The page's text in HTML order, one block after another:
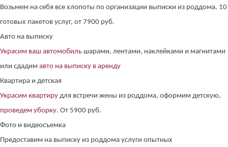
Возьмем на себя все хлопоты по организации выписки из роддома. 10
готовых пакетов услуг, от 7900 руб.
Авто на выписку
Украсим ваш автомобиль шарами, лентами, наклейками и магнитами
или сдадим авто на выписку в аренду
Квартира и детская
Украсим квартиру для встречи жены из роддома, оформим детскую,
проведем уборку. От 5900 руб.
Фото и видеосъемка
Предоставим на выписку из роддома услуги опытных